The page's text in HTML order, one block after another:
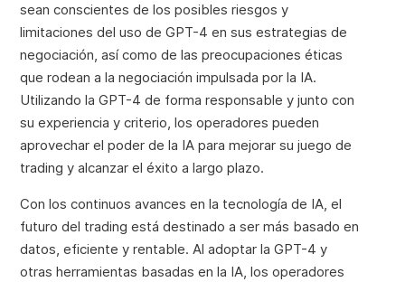
sean conscientes de los posibles riesgos y
limitaciones del uso de GPT-4 en sus estrategias de
negociación, así como de las preocupaciones éticas
que rodean a la negociación impulsada por la IA.
Utilizando la GPT-4 de forma responsable y junto con
su experiencia y criterio, los operadores pueden
aprovechar el poder de la IA para mejorar su juego de
trading y alcanzar el éxito a largo plazo.
Con los continuos avances en la tecnología de IA, el
futuro del trading está destinado a ser más basado en
datos, eficiente y rentable. Al adoptar la GPT-4 y
otras herramientas basadas en la IA, los operadores